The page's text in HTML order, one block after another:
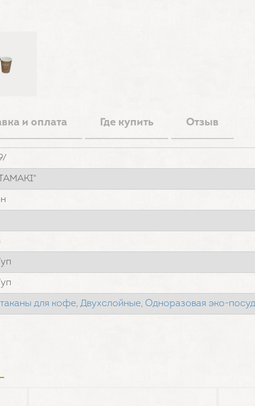
и оплата Где купить Отзыв
для кофе, Двухслойные, Одноразовая эко-